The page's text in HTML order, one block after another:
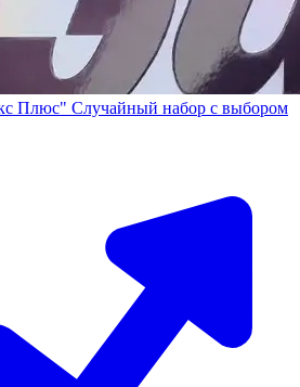
Плюс" Случайный набор с выбором